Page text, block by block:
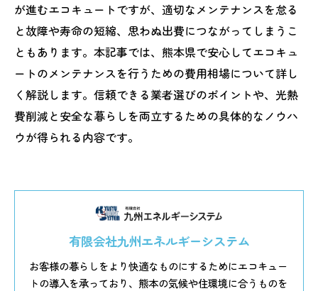
が進むエコキュートですが、適切なメンテナンスを怠る
と故障や寿命の短縮、思わぬ出費につながってしまうこ
ともあります。本記事では、熊本県で安心してエコキュ
ートのメンテナンスを行うための費用相場について詳し
く解説します。信頼できる業者選びのポイントや、光熱
費削減と安全な暮らしを両立するための具体的なノウハ
ウが得られる内容です。
有限会社九州エネルギーシステム
お客様の暮らしをより快適なものにするためにエコキュー
トの導入を承っており、熊本の気候や住環境に合うものを